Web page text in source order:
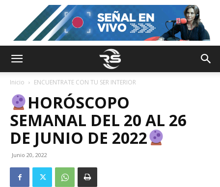
Inicio ENCUENTRATE CON TU SER INTERIOR
HORÓSCOPO
SEMANAL DEL 20 AL 26
DE JUNIO DE 2022
Junio 20, 2022